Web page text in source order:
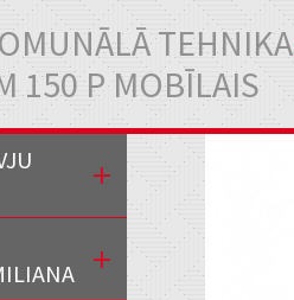
TEHNIKA
150 P MOBĪLAIS